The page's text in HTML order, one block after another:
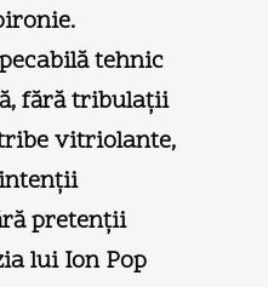
tehnic
fără tribulaţii
vitriolante,
pretenţii
lui Ion Pop